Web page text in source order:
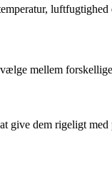
mellem
give dem rigeligt